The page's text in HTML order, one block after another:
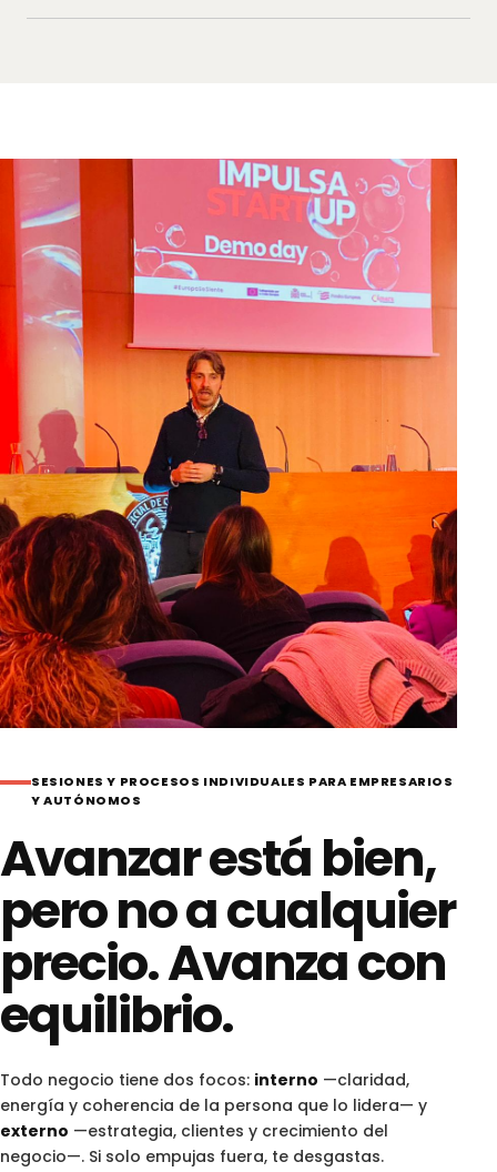
SESIONES Y PROCESOS INDIVIDUALES PARA EMPRESARIOS
Y AUTÓNOMOS
Avanzar está bien,
pero no a cualquier
precio. Avanza con
equilibrio.
Todo negocio tiene dos focos: interno —claridad,
energía y coherencia de la persona que lo lidera— y
externo —estrategia, clientes y crecimiento del
negocio—. Si solo empujas fuera, te desgastas.